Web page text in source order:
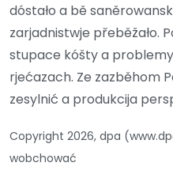
dóstało a bě
zarjadnistwje přeběžało.
stupace kóšty a
rjećazach. Ze zazběhom
zesylnić a produkcija
Copyright 2026, dpa
wobchować